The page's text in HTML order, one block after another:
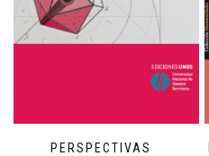
PERSPECTIVAS